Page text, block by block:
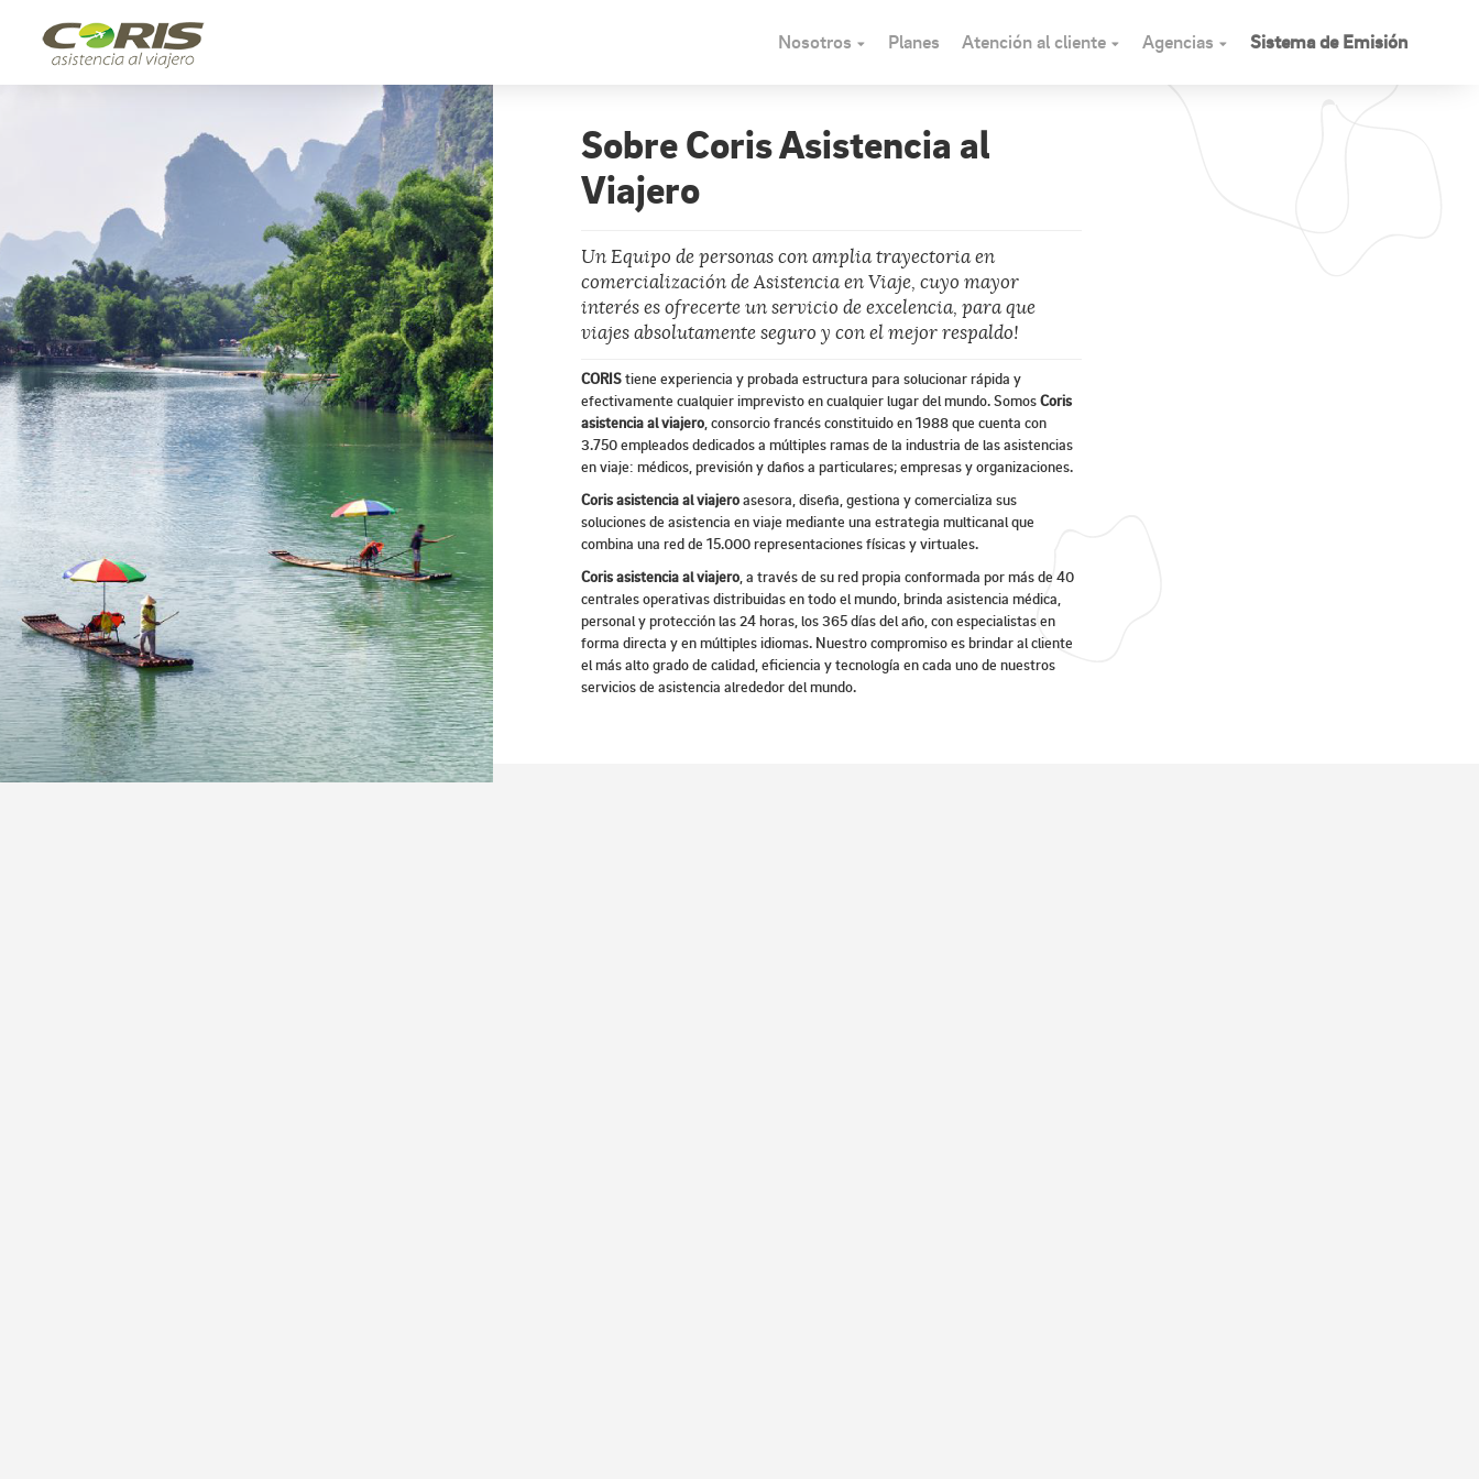
Nosotros Planes Atención al cliente Agencias Sistema de Emisión
Sobre Coris Asistencia al
Viajero
Un Equipo de personas con amplia trayectoria en
comercialización de Asistencia en Viaje, cuyo mayor
interés es ofrecerte un servicio de excelencia, para que
viajes absolutamente seguro y con el mejor respaldo!
CORIStiene experiencia y probada estructura para solucionar rápida y
efectivamente cualquier imprevisto en cualquier lugar del mundo. SomosCoris
asistencia al viajero , consorcio francés constituido en 1988 que cuenta con
3.750 empleados dedicados a múltiples ramas de la industria de las asistencias
en viaje: médicos, previsión y daños a particulares; empresas y organizaciones.
Coris asistencia al viajeroasesora, diseña, gestiona y comercializa sus
soluciones de asistencia en viaje mediante una estrategia multicanal que
combina una red de 15.000 representaciones físicas y virtuales.
Coris asistencia al viajero , a través de su red propia conformada por más de 40
centrales operativas distribuidas en todo el mundo, brinda asistencia médica,
personal y protección las 24 horas, los 365 días del año, con especialistas en
forma directa y en múltiples idiomas. Nuestro compromiso es brindar al cliente
el más alto grado de calidad, eficiencia y tecnología en cada uno de nuestros
servicios de asistencia alrededor del mundo.